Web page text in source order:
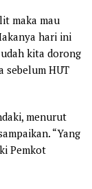
maka mau
hari ini
kita dorong
sebelum HUT
menurut
“Yang
Pemkot